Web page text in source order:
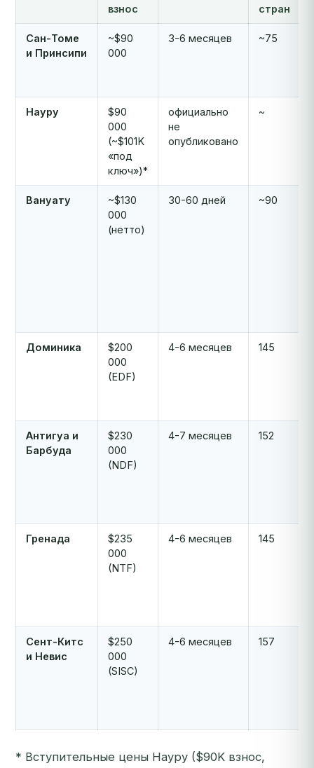
взнос стран
Сан-Томе
и Принсипи
~$90
000
3-6 месяцев ~75
Науру
$90
000
(~$101K
«под
ключ»)*
официально
не
опубликовано
~
Вануату
~$130
000
(нетто)
30-60 дней ~90
Доминика
$200
000
(EDF)
4-6 месяцев 145
Антигуа и
Барбуда
$230
000
(NDF)
4-7 месяцев 152
Гренада
$235
000
(NTF)
4-6 месяцев 145
Сент-Китс
и Невис
$250
000
(SISC)
4-6 месяцев 157
* Вступительные цены Науру ($90K взнос,